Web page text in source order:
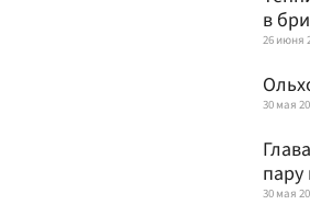
в
26 июня
30 мая
пару
30 мая